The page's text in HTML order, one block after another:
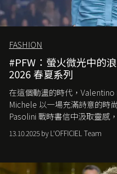
FASHION
#PFW：螢火微光中的
2026 春夏系列
在這個動盪的時代， Valentino
Michele 以一場充滿詩意的時
Pasolini 戰時書信中汲取靈感
中找尋希望的微光。
13.10.2025 by L'OFFICIEL Team